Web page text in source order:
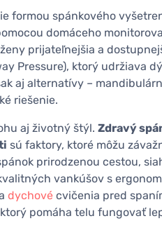
formou spánkového
domáceho
prijateľnejšia a
Pressure), ktorý udržiava
aj alternatívy –
riešenie.
aj životný štýl. Zdravý
sú faktory, ktoré môžu
prirodzenou cestou,
vankúšov s
dychové cvičenia pred
pomáha telu fungovať